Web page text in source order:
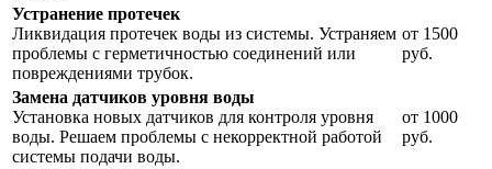
Устранение протечек
Ликвидация протечек воды из системы. Устраняем
проблемы с герметичностью соединений или
повреждениями трубок.
от 1500
руб.
Замена датчиков уровня воды
Установка новых датчиков для контроля уровня
воды. Решаем проблемы с некорректной работой
системы подачи воды.
от 1000
руб.